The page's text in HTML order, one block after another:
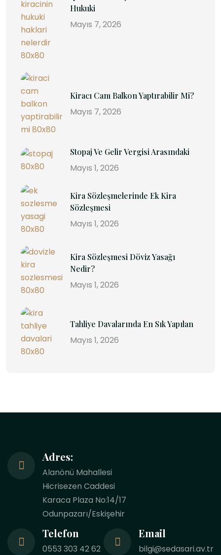
Hukuki
Mayıs 7, 2026
Kiracı Cam Balkon Yaptırabilir Mi?
Mayıs 7, 2026
Stopaj Ve Gelir Vergisi Arasındaki
Mayıs 1, 2026
Kira Sözleşmelerinde Ek Kira
Sözleşmesi
Mayıs 1, 2026
Kira Sözleşmesi Döviz Yasağı
Nedir?
Mayıs 1, 2026
Tahliye Davalarında En Sık Yapılan
Mayıs 1, 2026
Adres:
Alanönü Mahallesi
Hicrisezen Caddesi
Karaca Plaza No:14/17
Odunpazarı/Eskişehir
Telefon
0553 303 42 62
Email
bilgi@sedasari.av.tr